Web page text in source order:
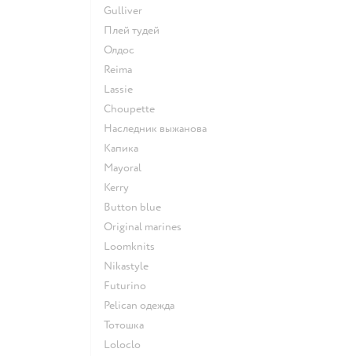
Gulliver
Плей тудей
Олдос
Reima
Lassie
Choupette
Наследник выжанова
Капика
Mayoral
Kerry
Button blue
Original marines
Loomknits
Nikastyle
Futurino
Pelican одежда
Тотошка
Loloclo